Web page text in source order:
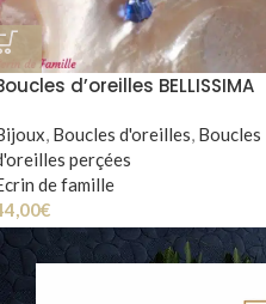
d’oreilles BELLISSIMA
, Boucles d'oreilles, Boucles
perçées
de famille
€